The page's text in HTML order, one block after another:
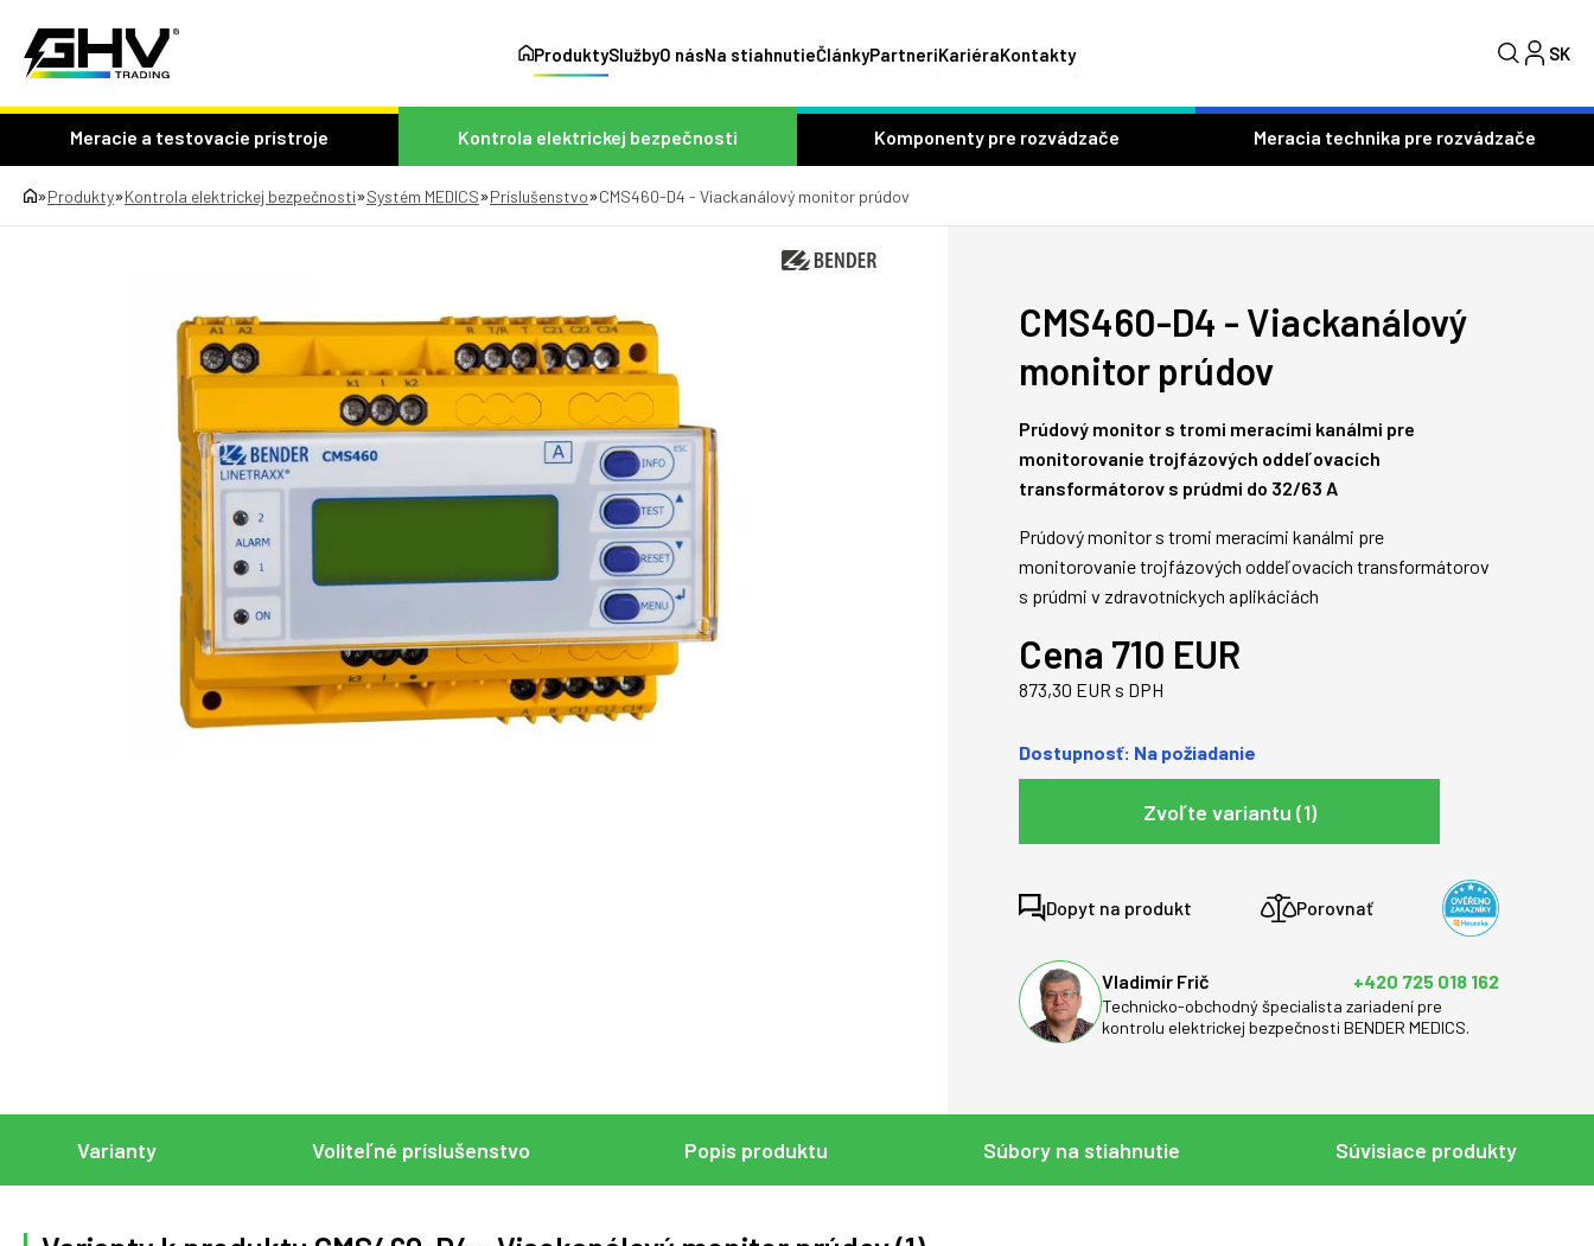
ProduktySlužbyO násNa stiahnutieČlánkyPartneriKariéraKontakty SK
Meracie a testovacie prístroje Kontrola elektrickej bezpečnosti Komponenty pre rozvádzače Meracia technika pre rozvádzače
»Produkty»Kontrola elektrickej bezpečnosti»Systém MEDICS»Príslušenstvo»CMS460-D4 - Viackanálový monitor prúdov
CMS460-D4 - Viackanálový
monitor prúdov
Prúdový monitor s tromi meracími kanálmi pre
monitorovanie trojfázových oddeľovacích
transformátorov s prúdmi do 32/63 A
Prúdový monitor s tromi meracími kanálmi pre
monitorovanie trojfázových oddeľovacích transformátorov
s prúdmi v zdravotníckych aplikáciách
Cena 710 EUR
873,30 EUR s DPH
Dostupnosť: Na požiadanie
Zvoľte variantu (1)
Dopyt na produkt Porovnať
Vladimír Frič +420 725 018 162
Technicko-obchodný špecialista zariadení pre
kontrolu elektrickej bezpečnosti BENDER MEDICS.
Varianty Voliteľné príslušenstvo Popis produktu Súbory na stiahnutie Súvisiace produkty